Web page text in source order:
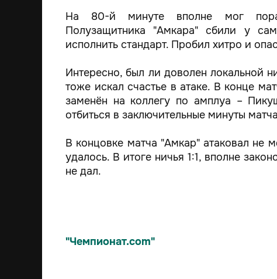
На 80-й минуте вполне мог
Полузащитника "Амкара" сбили у
исполнить стандарт. Пробил хитро и
Интересно, был ли доволен локальной
тоже искал счастье в атаке. В конце
заменён на коллегу по амплуа –
отбиться в заключительные минуты
В концовке матча "Амкар" атаковал не
удалось. В итоге ничья 1:1, вполне
не дал.
"Чемпионат.com"